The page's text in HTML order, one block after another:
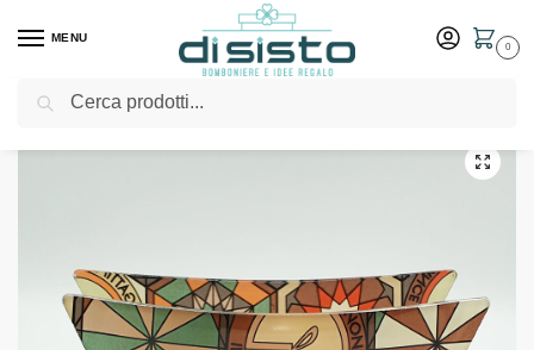
MENU
0
Home Shop Bomboniere